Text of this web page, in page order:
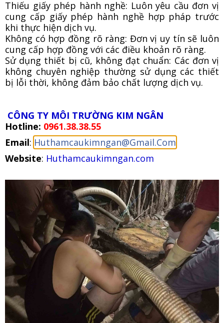
Thiếu giấy phép hành nghề: Luôn yêu cầu đơn vị
cung cấp giấy phép hành nghề hợp pháp trước
khi thực hiện dịch vụ.
Không có hợp đồng rõ ràng: Đơn vị uy tín sẽ luôn
cung cấp hợp đồng với các điều khoản rõ ràng.
Sử dụng thiết bị cũ, không đạt chuẩn: Các đơn vị
không chuyên nghiệp thường sử dụng các thiết
bị lỗi thời, không đảm bảo chất lượng dịch vụ.
CÔNG TY MÔI TRƯỜNG KIM NGÂN
Hotline: 0961.38.38.55
Email: Huthamcaukimngan@Gmail.Com
Website: Huthamcaukimngan.com